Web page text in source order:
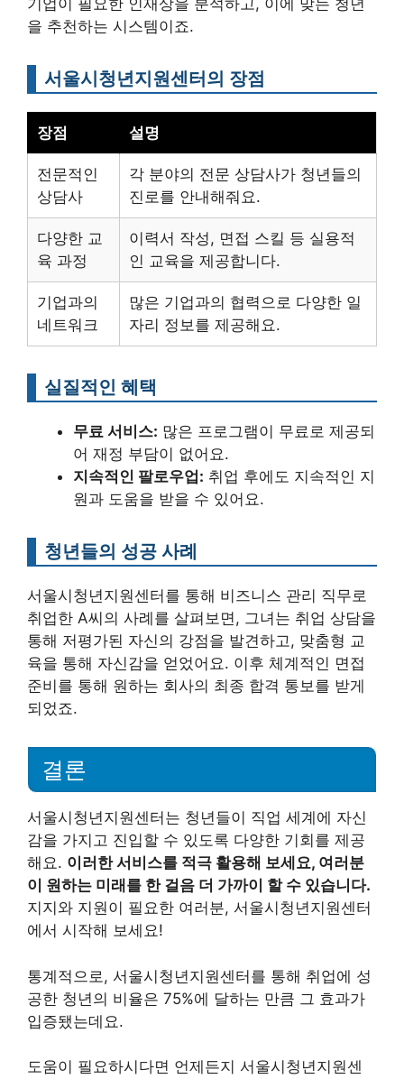
기업이 필요한 인재상을 분석하고, 이에 맞는 청년
을 추천하는 시스템이죠.
서울시청년지원센터의 장점
장점 설명
전문적인
상담사
각 분야의 전문 상담사가 청년들의
진로를 안내해줘요.
다양한 교
육 과정
이력서 작성, 면접 스킬 등 실용적
인 교육을 제공합니다.
기업과의
네트워크
많은 기업과의 협력으로 다양한 일
자리 정보를 제공해요.
실질적인 혜택
무료 서비스: 많은 프로그램이 무료로 제공되
어 재정 부담이 없어요.
지속적인 팔로우업: 취업 후에도 지속적인 지
원과 도움을 받을 수 있어요.
청년들의 성공 사례
서울시청년지원센터를 통해 비즈니스 관리 직무로
취업한 A씨의 사례를 살펴보면, 그녀는 취업 상담을
통해 저평가된 자신의 강점을 발견하고, 맞춤형 교
육을 통해 자신감을 얻었어요. 이후 체계적인 면접
준비를 통해 원하는 회사의 최종 합격 통보를 받게
되었죠.
결론
서울시청년지원센터는 청년들이 직업 세계에 자신
감을 가지고 진입할 수 있도록 다양한 기회를 제공
해요. 이러한 서비스를 적극 활용해 보세요, 여러분
이 원하는 미래를 한 걸음 더 가까이 할 수 있습니다.
지지와 지원이 필요한 여러분, 서울시청년지원센터
에서 시작해 보세요!
통계적으로, 서울시청년지원센터를 통해 취업에 성
공한 청년의 비율은 75%에 달하는 만큼 그 효과가
입증됐는데요.
도움이 필요하시다면 언제든지 서울시청년지원센